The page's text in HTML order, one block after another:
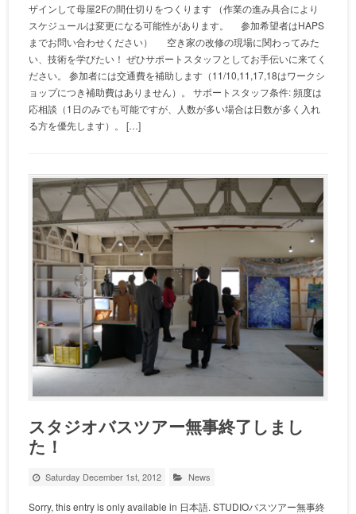
ザインして母屋2Fの間仕切りをつくります （作業の進み具合により
スケジュールは変更になる可能性があります。 参加希望者はHAPS
までお問い合わせください） 空き家の改修の現場に関わってみた
い、技術を学びたい！ ぜひサポートスタッフとしてお手伝いに来てく
ださい。 参加者には交通費を補助します（11/10,11,17,18はワークシ
ョップにつき補助費はありません）。 サポートスタッフ条件: 頻度は
応相談（1日のみでも可能ですが、人数が多い場合は日数が多く入れ
る方を優先します）。 […]
スタジオバスツアー無事終了しまし
た！
Saturday December 1st, 2012 News
Sorry, this entry is only available in 日本語. STUDIOバスツアー無事終